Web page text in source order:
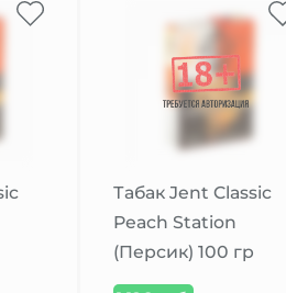
Табак Jent Classic
Peach Station
(Персик) 100 гр